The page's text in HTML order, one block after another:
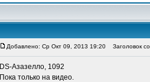
Добавлено: Ср Окт 09, 2013 19:20 Заголовок
DS-Азазелло, 1092
Пока только на видео.